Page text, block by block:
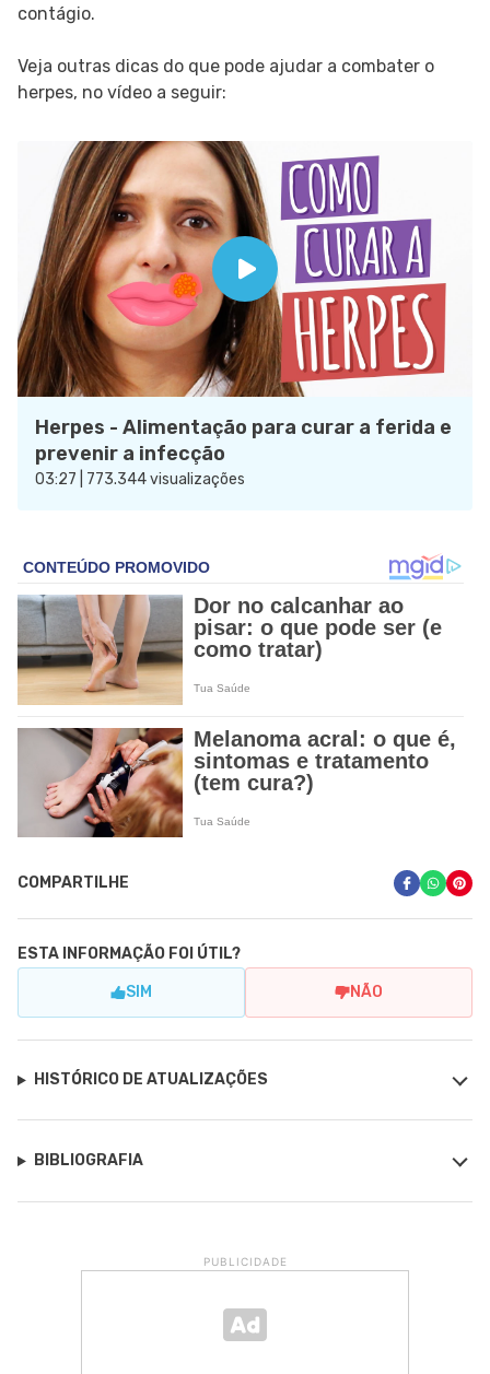
contágio.
Veja outras dicas do que pode ajudar a combater o
herpes, no vídeo a seguir:
Herpes - Alimentação para curar a ferida e
prevenir a infecção
03:27 | 773.344 visualizações
COMPARTILHE
ESTA INFORMAÇÃO FOI ÚTIL?
SIM NÃO
HISTÓRICO DE ATUALIZAÇÕES
BIBLIOGRAFIA
PUBLICIDADE